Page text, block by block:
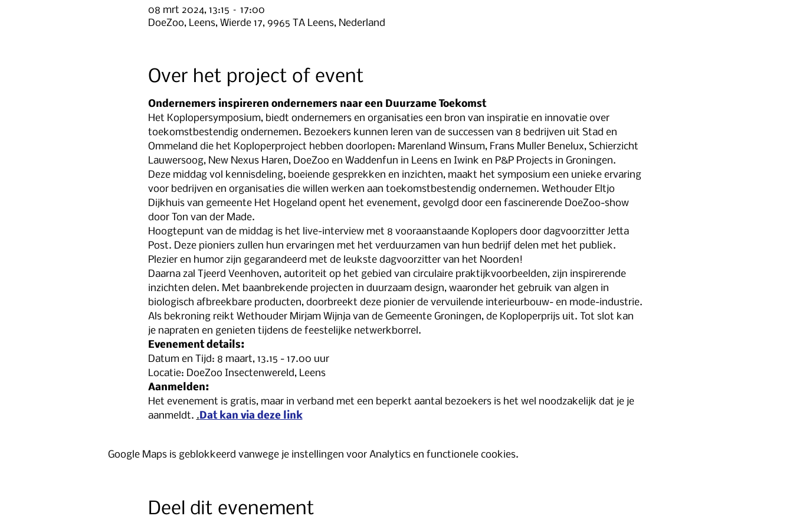
08 mrt 2024, 13:15 – 17:00
DoeZoo, Leens, Wierde 17, 9965 TA Leens, Nederland
Over het project of event
Ondernemers inspireren ondernemers naar een Duurzame Toekomst
Het Koplopersymposium, biedt ondernemers en organisaties een bron van inspiratie en innovatie over
toekomstbestendig ondernemen. Bezoekers kunnen leren van de successen van 8 bedrijven uit Stad en
Ommeland die het Koploperproject hebben doorlopen: Marenland Winsum, Frans Muller Benelux, Schierzicht
Lauwersoog, New Nexus Haren, DoeZoo en Waddenfun in Leens en Iwink en P&P Projects in Groningen.
Deze middag vol kennisdeling, boeiende gesprekken en inzichten, maakt het symposium een unieke ervaring
voor bedrijven en organisaties die willen werken aan toekomstbestendig ondernemen. Wethouder Eltjo
Dijkhuis van gemeente Het Hogeland opent het evenement, gevolgd door een fascinerende DoeZoo-show
door Ton van der Made.
Hoogtepunt van de middag is het live-interview met 8 vooraanstaande Koplopers door dagvoorzitter Jetta
Post. Deze pioniers zullen hun ervaringen met het verduurzamen van hun bedrijf delen met het publiek.
Plezier en humor zijn gegarandeerd met de leukste dagvoorzitter van het Noorden!
Daarna zal Tjeerd Veenhoven, autoriteit op het gebied van circulaire praktijkvoorbeelden, zijn inspirerende
inzichten delen. Met baanbrekende projecten in duurzaam design, waaronder het gebruik van algen in
biologisch afbreekbare producten, doorbreekt deze pionier de vervuilende interieurbouw- en mode-industrie.
Als bekroning reikt Wethouder Mirjam Wijnja van de Gemeente Groningen, de Koploperprijs uit. Tot slot kan
je napraten en genieten tijdens de feestelijke netwerkborrel.
Evenement details:
Datum en Tijd: 8 maart, 13.15 - 17.00 uur
Locatie: DoeZoo Insectenwereld, Leens
Aanmelden:
Het evenement is gratis, maar in verband met een beperkt aantal bezoekers is het wel noodzakelijk dat je je
aanmeldt. .Dat kan via deze link
Google Maps is geblokkeerd vanwege je instellingen voor Analytics en functionele cookies.
Deel dit evenement